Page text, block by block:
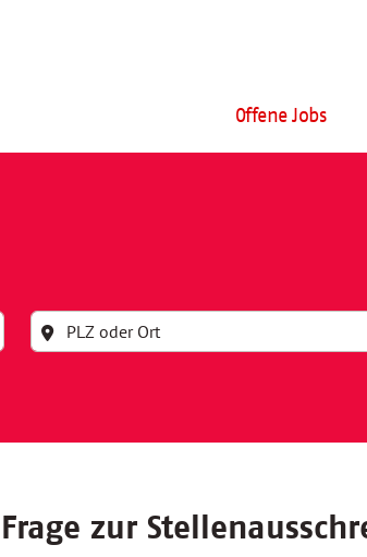
Offene Jobs
zur